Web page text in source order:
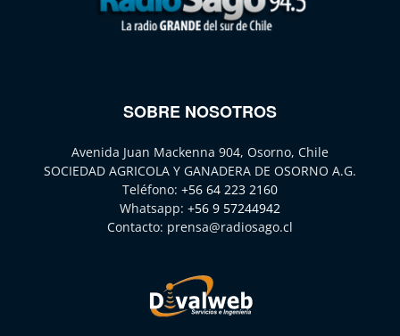
SOBRE NOSOTROS
Avenida Juan Mackenna 904, Osorno, Chile
SOCIEDAD AGRICOLA Y GANADERA DE OSORNO A.G.
Teléfono: +56 64 223 2160
Whatsapp: +56 9 57244942
Contacto: prensa@radiosago.cl